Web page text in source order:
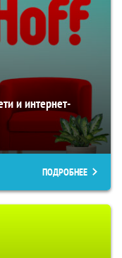
и интернет-
ПОДРОБНЕЕ